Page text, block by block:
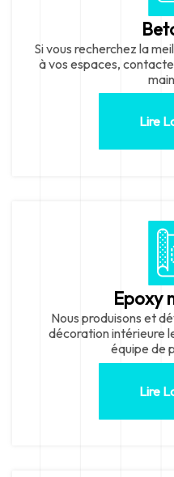
Si vous recherchez la
à vos espaces,
Lire
Epoxy
Nous produisons et
décoration intérieure
équipe de
Lire